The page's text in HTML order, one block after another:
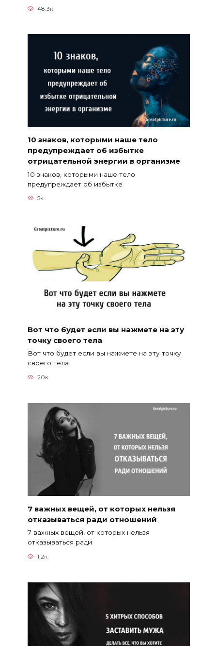
48.3к.
10 знаков, которыми наше тело
предупреждает об избытке
отрицательной энергии в организме
10 знаков, которыми наше тело
предупреждает об избытке
5к.
Вот что будет если вы нажмете на эту
точку своего тела
Вот что будет если вы нажмете на эту точку
своего тела.
20к.
7 важных вещей, от которых нельзя
отказываться ради отношений
7 важных вещей, от которых нельзя
отказываться ради
1.2к.